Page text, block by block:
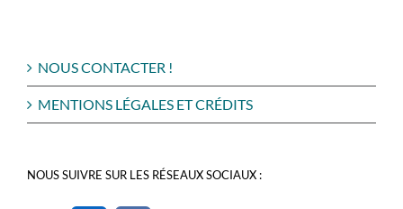
NOUS CONTACTER !
MENTIONS LÉGALES ET CRÉDITS
NOUS SUIVRE SUR LES RÉSEAUX SOCIAUX :